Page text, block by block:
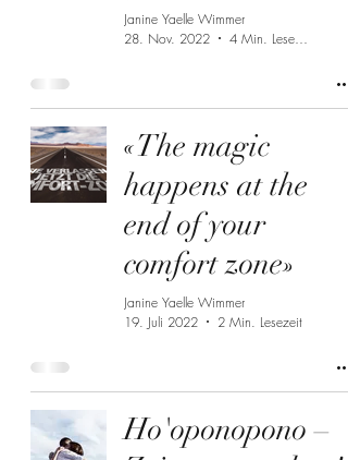
Janine Yaelle Wimmer
28. Nov. 2022
4 Min. Lesezeit
«The magic
happens at the
end of your
comfort zone»
Janine Yaelle Wimmer
19. Juli 2022
2 Min. Lesezeit
Ho'oponopono –